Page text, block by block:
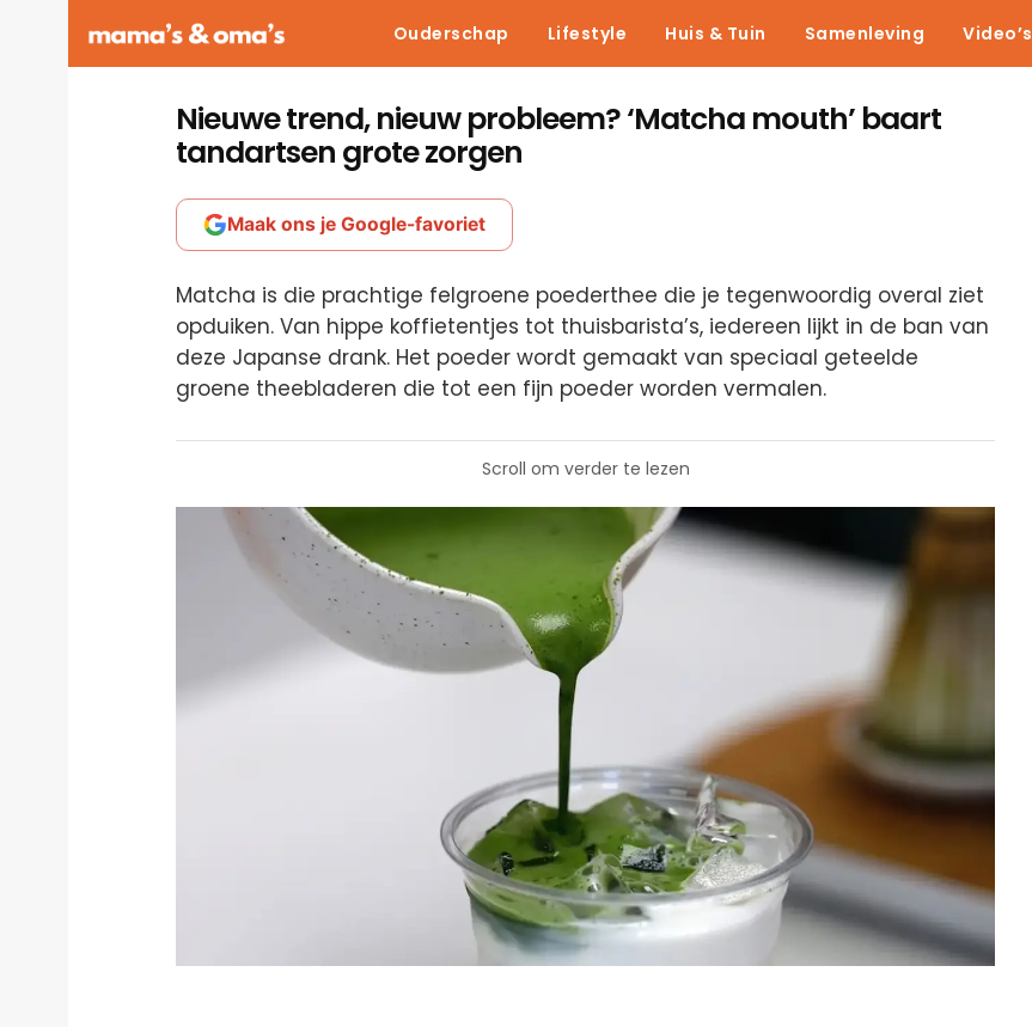
Ouderschap Lifestyle Huis & Tuin Samenleving Video’s
Nieuwe trend, nieuw probleem? ‘Matcha mouth’ baart
tandartsen grote zorgen
Maak ons je Google-favoriet
Matcha is die prachtige felgroene poederthee die je tegenwoordig overal ziet
opduiken. Van hippe koffietentjes tot thuisbarista’s, iedereen lijkt in de ban van
deze Japanse drank. Het poeder wordt gemaakt van speciaal geteelde
groene theebladeren die tot een fijn poeder worden vermalen.
Scroll om verder te lezen